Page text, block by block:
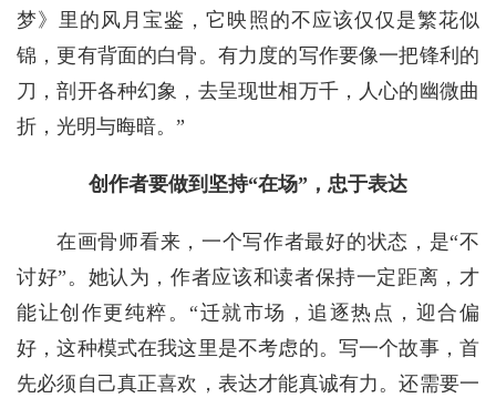
梦》里的风月宝鉴，它映照的不应该仅仅是繁花似
锦，更有背面的白骨。有力度的写作要像一把锋利的
刀，剖开各种幻象，去呈现世相万千，人心的幽微曲
折，光明与晦暗。”
创作者要做到坚持“在场”，忠于表达
在画骨师看来，一个写作者最好的状态，是“不
讨好”。她认为，作者应该和读者保持一定距离，才
能让创作更纯粹。“迁就市场，追逐热点，迎合偏
好，这种模式在我这里是不考虑的。写一个故事，首
先必须自己真正喜欢，表达才能真诚有力。还需要一